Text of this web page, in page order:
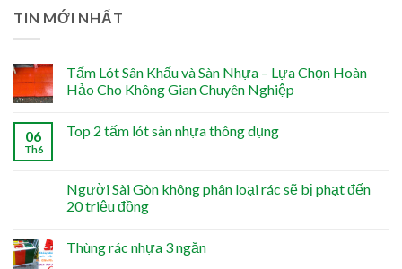
TIN MỚI NHẤT
Tấm Lót Sân Khấu và Sàn Nhựa – Lựa Chọn Hoàn
Hảo Cho Không Gian Chuyên Nghiệp
06
Th6
Top 2 tấm lót sàn nhựa thông dụng
Người Sài Gòn không phân loại rác sẽ bị phạt đến
20 triệu đồng
Thùng rác nhựa 3 ngăn